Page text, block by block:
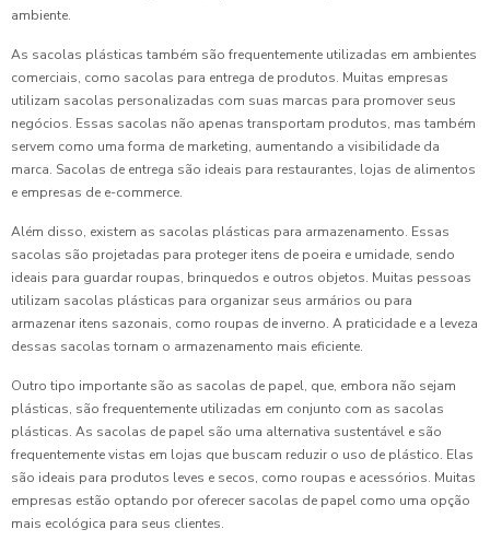
ambiente.
As sacolas plásticas também são frequentemente utilizadas em ambientes
comerciais, como sacolas para entrega de produtos. Muitas empresas
utilizam sacolas personalizadas com suas marcas para promover seus
negócios. Essas sacolas não apenas transportam produtos, mas também
servem como uma forma de marketing, aumentando a visibilidade da
marca. Sacolas de entrega são ideais para restaurantes, lojas de alimentos
e empresas de e-commerce.
Além disso, existem as sacolas plásticas para armazenamento. Essas
sacolas são projetadas para proteger itens de poeira e umidade, sendo
ideais para guardar roupas, brinquedos e outros objetos. Muitas pessoas
utilizam sacolas plásticas para organizar seus armários ou para
armazenar itens sazonais, como roupas de inverno. A praticidade e a leveza
dessas sacolas tornam o armazenamento mais eficiente.
Outro tipo importante são as sacolas de papel, que, embora não sejam
plásticas, são frequentemente utilizadas em conjunto com as sacolas
plásticas. As sacolas de papel são uma alternativa sustentável e são
frequentemente vistas em lojas que buscam reduzir o uso de plástico. Elas
são ideais para produtos leves e secos, como roupas e acessórios. Muitas
empresas estão optando por oferecer sacolas de papel como uma opção
mais ecológica para seus clientes.